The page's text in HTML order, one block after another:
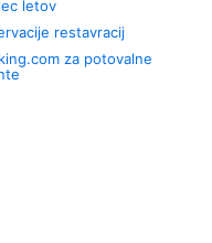
letov
restavracij
za potovalne